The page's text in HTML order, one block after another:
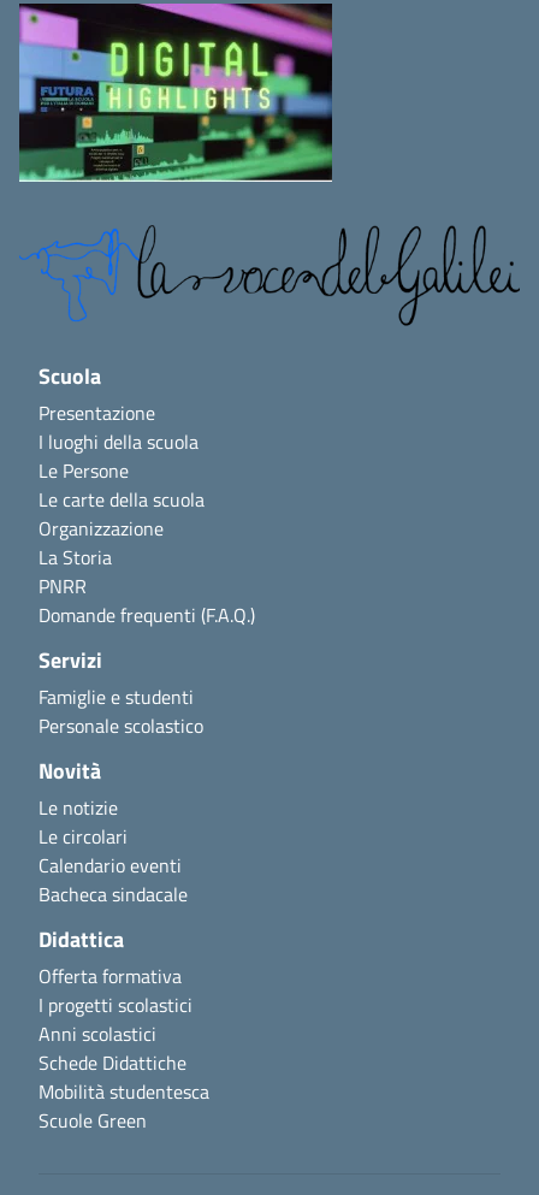
Scuola
Presentazione
I luoghi della scuola
Le Persone
Le carte della scuola
Organizzazione
La Storia
PNRR
Domande frequenti (F.A.Q.)
Servizi
Famiglie e studenti
Personale scolastico
Novità
Le notizie
Le circolari
Calendario eventi
Bacheca sindacale
Didattica
Offerta formativa
I progetti scolastici
Anni scolastici
Schede Didattiche
Mobilità studentesca
Scuole Green